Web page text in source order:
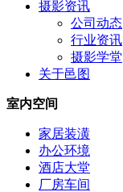
摄影资讯
公司动态
行业资讯
摄影学堂
关于邑图
室内空间
家居装潢
办公环境
酒店大堂
厂房车间